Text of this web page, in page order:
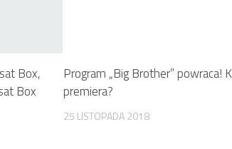
Box,
Box
Program „Big Brother” powraca!
premiera?
25 LISTOPADA 2018